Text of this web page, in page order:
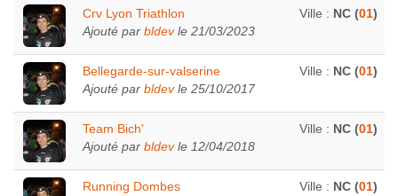
Crv Lyon Triathlon
Ajouté par bldevle 21/03/2023
Ville : NC (01)
Bellegarde-sur-valserine
Ajouté par bldevle 25/10/2017
Ville : NC (01)
Team Bich'
Ajouté par bldevle 12/04/2018
Ville : NC (01)
Running Dombes
Ville : NC (01)